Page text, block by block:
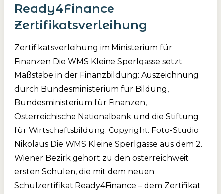
Ready4Finance
Zertifikatsverleihung
Zertifikatsverleihung im Ministerium für
Finanzen Die WMS Kleine Sperlgasse setzt
Maßstäbe in der Finanzbildung: Auszeichnung
durch Bundesministerium für Bildung,
Bundesministerium für Finanzen,
Österreichische Nationalbank und die Stiftung
für Wirtschaftsbildung. Copyright: Foto-Studio
Nikolaus Die WMS Kleine Sperlgasse aus dem 2.
Wiener Bezirk gehört zu den österreichweit
ersten Schulen, die mit dem neuen
Schulzertifikat Ready4Finance – dem Zertifikat